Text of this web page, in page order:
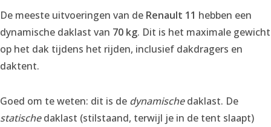
De meeste uitvoeringen van de Renault 11 hebben een
dynamische daklast van 70 kg. Dit is het maximale gewicht
op het dak tijdens het rijden, inclusief dakdragers en
daktent.
Goed om te weten: dit is de dynamischedaklast. De
statischedaklast (stilstaand, terwijl je in de tent slaapt)